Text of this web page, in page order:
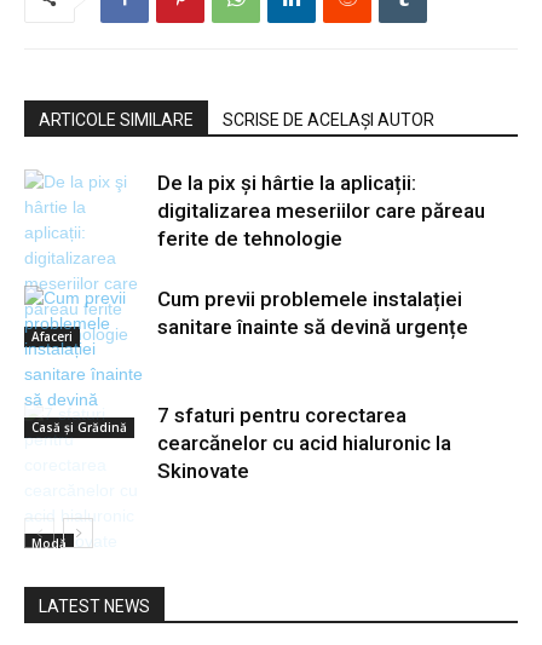
ARTICOLE SIMILARE SCRISE DE ACELAȘI AUTOR
Afaceri
De la pix şi hârtie la aplicații:
digitalizarea meseriilor care păreau
ferite de tehnologie
Casă și Grădină
Cum previi problemele instalației
sanitare înainte să devină urgențe
Modă
7 sfaturi pentru corectarea
cearcănelor cu acid hialuronic la
Skinovate
LATEST NEWS